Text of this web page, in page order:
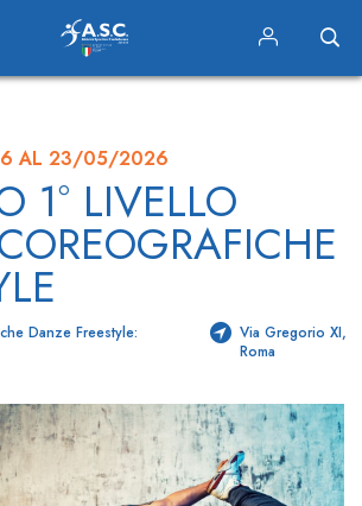
AL 23/05/2026
1° LIVELLO
Danze Freestyle:
Via Gregorio XI,
Roma